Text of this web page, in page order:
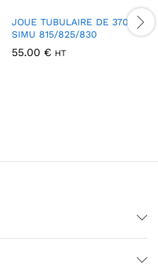
JOUE TUBULAIRE DE 370
SIMU 815/825/830
55.00 € HT